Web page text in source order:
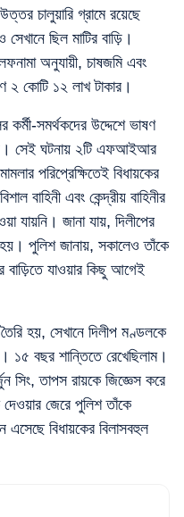
চালুয়ারি গ্রামে রয়েছে
ছিল মাটির বাড়ি।
অনুযায়ী, চাষজমি এবং
২ কোটি ১২ লাখ টাকার।
সমর্থকদের উদ্দেশে ভাষণ
সেই ঘটনায় ২টি এফআইআর
পরিপ্রেক্ষিতেই বিধায়কের
বাহিনী এবং কেন্দ্রীয় বাহিনীর
যায়নি। জানা যায়, দিলীপের
পুলিশ জানায়, সকালেও তাঁকে
বাড়িতে যাওয়ার কিছু আগেই
হয়, সেখানে দিলীপ মণ্ডলকে
১৫ বছর শান্তিতে রেখেছিলাম।
তাপস রায়কে জিজ্ঞেস করে
জেরে পুলিশ তাঁকে
বিধায়কের বিলাসবহুল